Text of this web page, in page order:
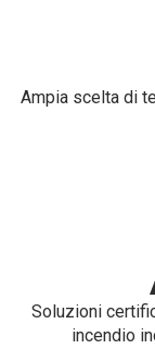
Ampia scelta di
Soluzioni
incendio